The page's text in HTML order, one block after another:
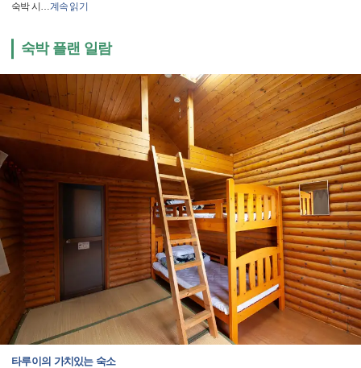
숙박 시 …계속 읽기
숙박 플랜 일람
타루이의 가치있는 숙소